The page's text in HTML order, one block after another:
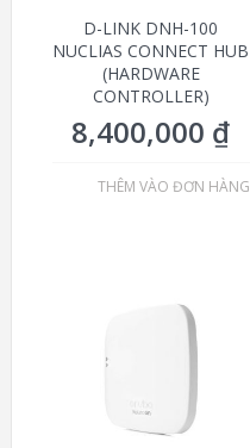
D-LINK DNH-100
NUCLIAS CONNECT HUB
(HARDWARE
CONTROLLER)
8,400,000 ₫
THÊM VÀO ĐƠN HÀNG